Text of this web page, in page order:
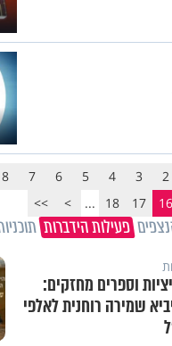
2
3
4
5
6
7
8
16
17
18
...
>
>>
פעילות הידברות
וספרים מחזקים:
שמירה רוחנית לאלפי